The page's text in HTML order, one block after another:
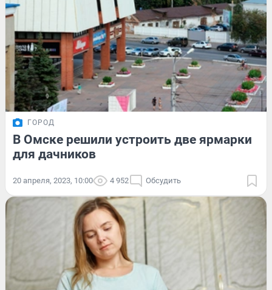
ГОРОД
В Омске решили устроить две ярмарки
для дачников
20 апреля, 2023, 10:00 4 952 Обсудить